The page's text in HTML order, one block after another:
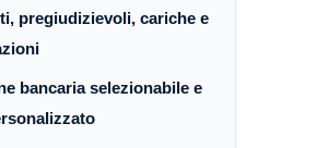
pregiudizievoli, cariche e
bancaria selezionabile e